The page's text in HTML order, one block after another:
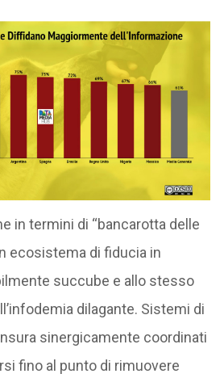
in termini di “bancarotta delle
ecosistema di fiducia in
succube e allo stesso
dilagante. Sistemi di
sinergicamente coordinati
fino al punto di rimuovere